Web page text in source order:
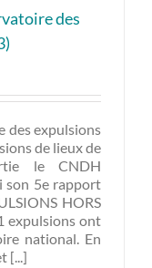
des
des expulsions
de lieux de
le CNDH
son 5e rapport
HORS
expulsions ont
national. En
[...]